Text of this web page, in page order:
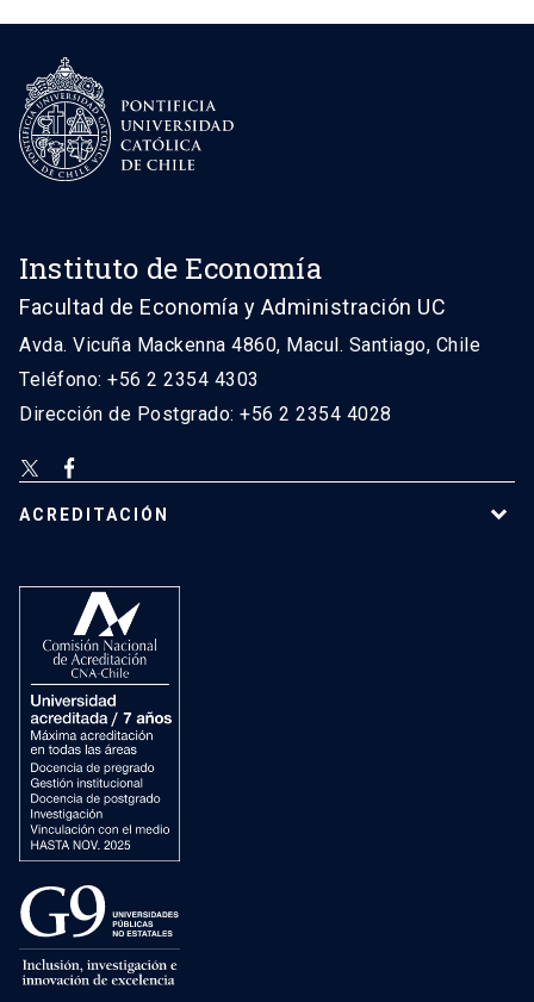
Instituto de Economía
Facultad de Economía y Administración UC
Avda. Vicuña Mackenna 4860, Macul. Santiago, Chile
Teléfono: +56 2 2354 4303
Dirección de Postgrado: +56 2 2354 4028
ACREDITACIÓN